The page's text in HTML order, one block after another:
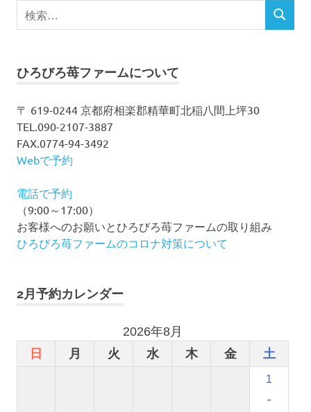
ビ
ー
シ
ョ
ン
検
索
検
ひろびろ苺ファームについて
〒 619-0244 京都府相楽郡精華町北稲八間上坪30
TEL.090-2107-3887
FAX.0774-94-3492
Webで予約
電話で予約
（9:00～17:00）
お客様へのお願いとひろびろ苺ファームの取り組み
ひろびろ苺ファームのコロナ対策について
2月予約カレンダー
2026年8月
日
月 火 水 木 金 土
1
-